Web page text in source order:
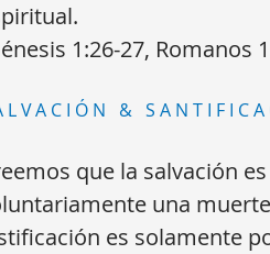
1:26-27, Romanos
&
que la salvación
una
es solamente